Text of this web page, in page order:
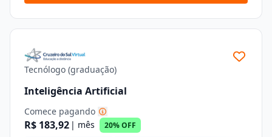
Tecnólogo (graduação)
Inteligência Artificial
Comece pagando
R$ 183,92 | mês 20% OFF